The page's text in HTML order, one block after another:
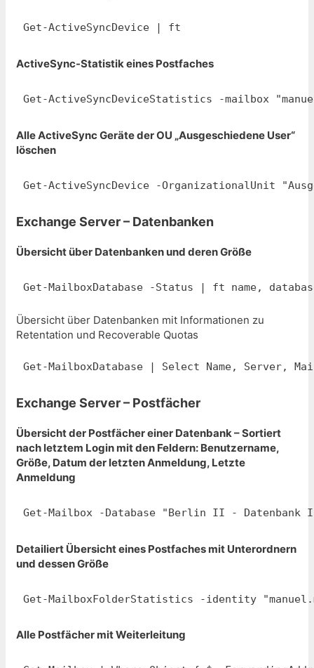
Get-ActiveSyncDevice | ft
ActiveSync-Statistik eines Postfaches
Get-ActiveSyncDeviceStatistics -mailbox
Alle ActiveSync Geräte der OU „Ausgeschiedene User“
löschen
Get-ActiveSyncDevice -OrganizationalUnit
Exchange Server – Datenbanken
Übersicht über Datenbanken und deren Größe
Get-MailboxDatabase -Status | ft name,
Übersicht über Datenbanken mit Informationen zu
Retentation und Recoverable Quotas
Get-MailboxDatabase | Select Name, Server,
Exchange Server – Postfächer
Übersicht der Postfächer einer Datenbank – Sortiert
nach letztem Login mit den Feldern: Benutzername,
Größe, Datum der letzten Anmeldung, Letzte
Anmeldung
Get-Mailbox -Database "Berlin II - Datenbank
Detailiert Übersicht eines Postfaches mit Unterordnern
und dessen Größe
Get-MailboxFolderStatistics -identity
Alle Postfächer mit Weiterleitung